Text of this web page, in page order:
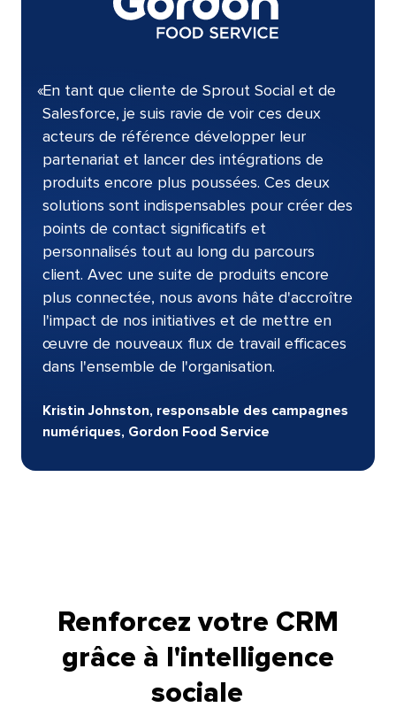
«En tant que cliente de Sprout Social et de
Salesforce, je suis ravie de voir ces deux
acteurs de référence développer leur
partenariat et lancer des intégrations de
produits encore plus poussées. Ces deux
solutions sont indispensables pour créer des
points de contact significatifs et
personnalisés tout au long du parcours
client. Avec une suite de produits encore
plus connectée, nous avons hâte d'accroître
l'impact de nos initiatives et de mettre en
œuvre de nouveaux flux de travail efficaces
dans l'ensemble de l'organisation.​​
Kristin Johnston, responsable des campagnes
numériques, Gordon Food Service​​
Renforcez votre CRM
grâce à l'intelligence
sociale​​